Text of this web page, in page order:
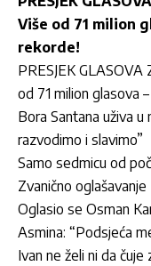
Više od 71 milion
rekorde!
PRESJEK GLASOVA
od 71 milion glasova
Bora Santana uživa
razvodimo i slavimo”
Samo sedmicu od
Zvanično oglašavanje
Oglasio se Osman
Asmina: “Podsjeća
Ivan ne želi ni da